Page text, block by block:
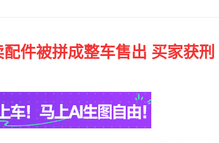
件被拼成整车售出 买家获刑